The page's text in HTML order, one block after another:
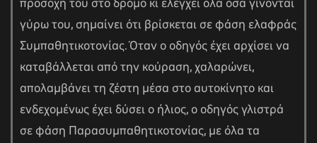
προσοχή του στο δρόμο κι ελέγχει όλα όσα γίνονται
γύρω του, σημαίνει ότι βρίσκεται σε φάση ελαφράς
Συμπαθητικοτονίας. Όταν ο οδηγός έχει αρχίσει να
καταβάλλεται από την κούραση, χαλαρώνει,
απολαμβάνει τη ζέστη μέσα στο αυτοκίνητο και
ενδεχομένως έχει δύσει ο ήλιος, ο οδηγός γλιστρά
σε φάση Παρασυμπαθητικοτονίας, με όλα τα